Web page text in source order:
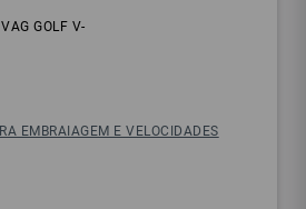
GOLF V-
EMBRAIAGEM E VELOCIDADES